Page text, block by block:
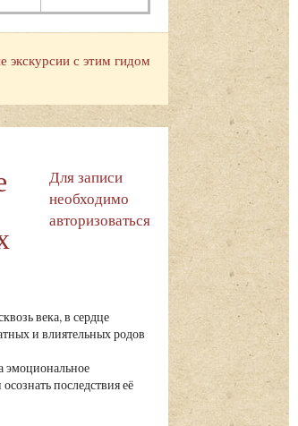
экскурсии с этим гидом
Для записи
необходимо
авторизоваться
века, в сердце
и влиятельных родов
эмоциональное
последствия её